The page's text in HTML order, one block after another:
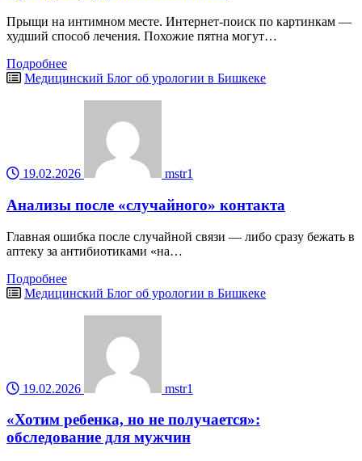
Прыщи на интимном месте. Интернет-поиск по картинкам —
худший способ лечения. Похожие пятна могут…
Подробнее
Медицинский Блог об урологии в Бишкеке
19.02.2026 mstr1
Анализы после «случайного» контакта
Главная ошибка после случайной связи — либо сразу бежать в
аптеку за антибиотиками «на…
Подробнее
Медицинский Блог об урологии в Бишкеке
19.02.2026 mstr1
«Хотим ребенка, но не получается»:
обследование для мужчин